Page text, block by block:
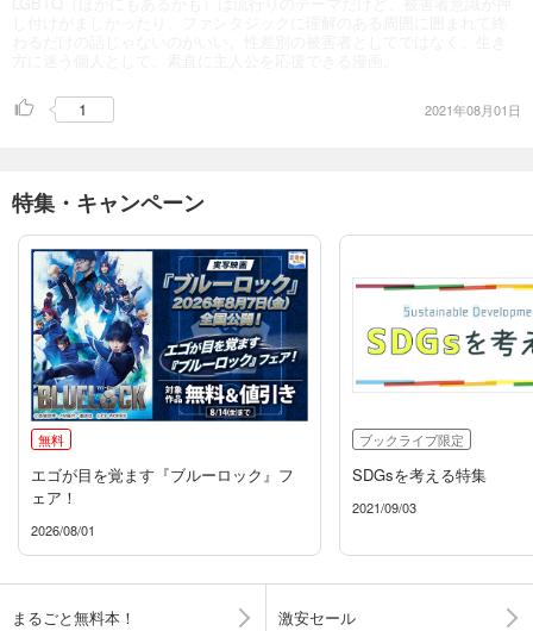
1 2021年08月01日
特集・キャンペーン
無料
エゴが目を覚ます『ブルーロック』フ
ェア！
2026/08/01
ブックライブ限定
SDGsを考える特集
2021/09/03
まるごと無料本！ 激安セール